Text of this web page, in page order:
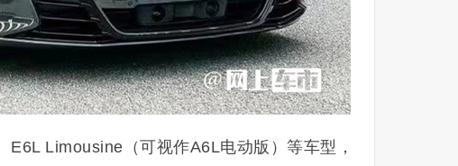
Limousine（可视作A6L电动版）等车型，